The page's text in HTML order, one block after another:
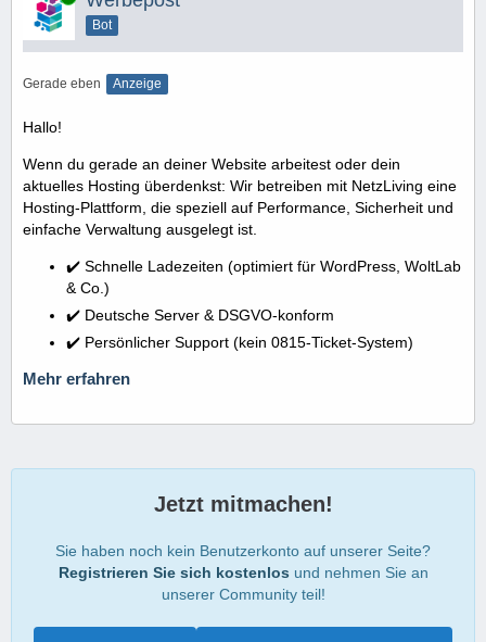
Bot
Gerade eben Anzeige
Hallo!
Wenn du gerade an deiner Website arbeitest oder dein
aktuelles Hosting überdenkst: Wir betreiben mit NetzLiving eine
Hosting-Plattform, die speziell auf Performance, Sicherheit und
einfache Verwaltung ausgelegt ist.
✔️ Schnelle Ladezeiten (optimiert für WordPress, WoltLab
& Co.)
✔️ Deutsche Server & DSGVO-konform
✔️ Persönlicher Support (kein 0815-Ticket-System)
Mehr erfahren
Jetzt mitmachen!
Sie haben noch kein Benutzerkonto auf unserer Seite?
Registrieren Sie sich kostenlos und nehmen Sie an
unserer Community teil!